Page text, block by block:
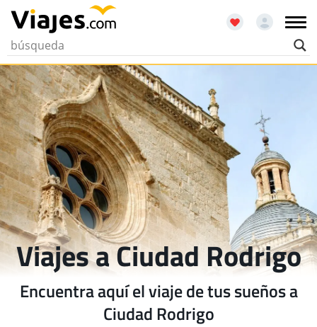
Viajes a Ciudad Rodrigo
Encuentra aquí el viaje de tus sueños a
Ciudad Rodrigo